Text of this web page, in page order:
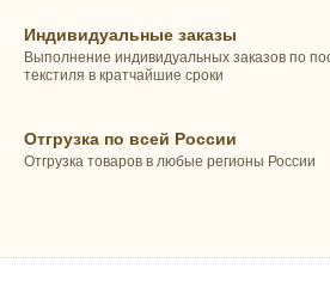
Индивидуальные заказы
Выполнение индивидуальных заказов по
текстиля в кратчайшие сроки
Отгрузка по всей России
Отгрузка товаров в любые регионы России